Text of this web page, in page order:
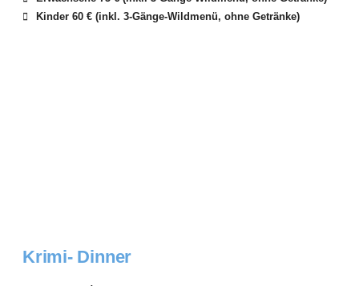
Kinder 60 € (inkl. 3-Gänge-Wildmenü, ohne Getränke)
Krimi- Dinner